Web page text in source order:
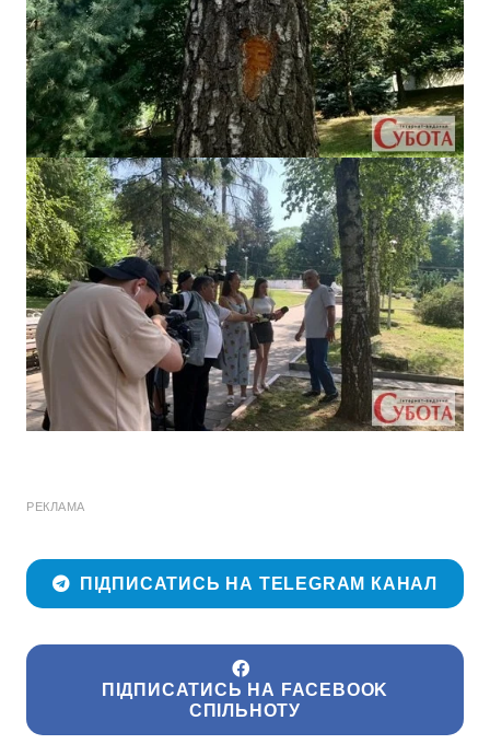
РЕКЛАМА
ПІДПИСАТИСЬ НА TELEGRAM КАНАЛ
ПІДПИСАТИСЬ НА FACEBOOK
СПІЛЬНОТУ